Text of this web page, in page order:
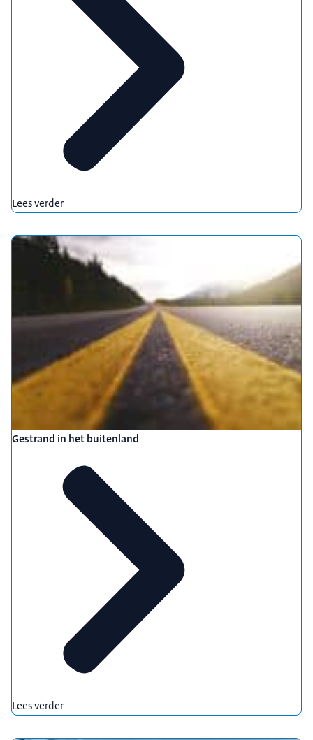
Lees verder
Gestrand in het buitenland
Lees verder